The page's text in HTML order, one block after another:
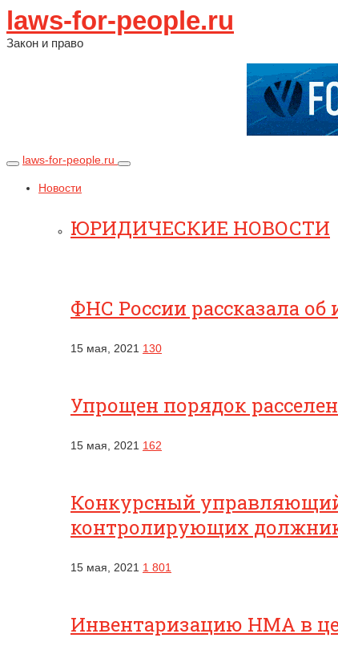
laws-for-people.ru
Закон и право
laws-for-people.ru
Новости
ЮРИДИЧЕСКИЕ НОВОСТИ
ФНС России рассказала
15 мая, 2021 130
Упрощен порядок
15 мая, 2021 162
Конкурсный управляющий
контролирующих
15 мая, 2021 1 801
Инвентаризацию НМА в